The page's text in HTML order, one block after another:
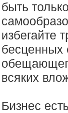
быть
избегайте
бесценных
всяких
Бизнес